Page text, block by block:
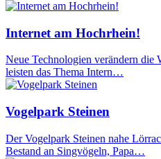
Internet am Hochrhein!
Neue Technologien verändern die
leisten das Thema Intern…
Vogelpark Steinen
Der Vogelpark Steinen nahe
Bestand an Singvögeln, Papa…